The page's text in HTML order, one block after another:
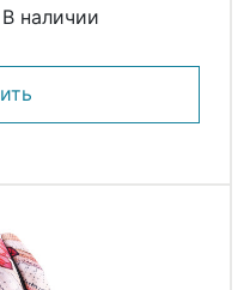
оригинал.
В наличии